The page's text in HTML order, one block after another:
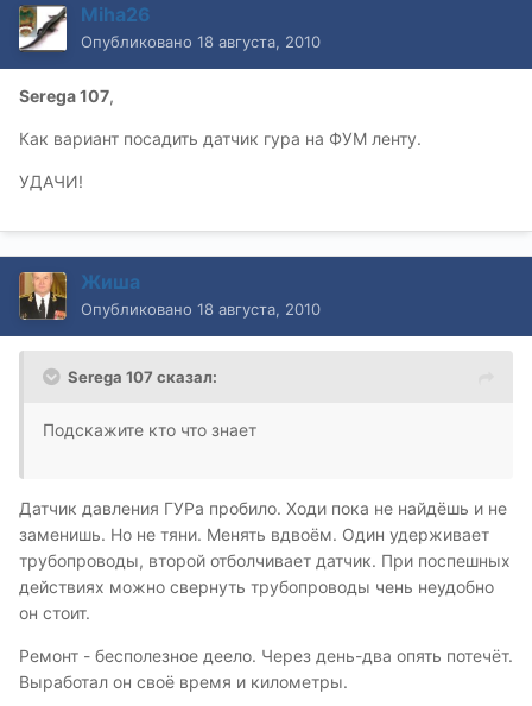
Miha26
Опубликовано 18 августа, 2010
Serega 107,
Как вариант посадить датчик гура на ФУМ ленту.
УДАЧИ!
Жиша
Опубликовано 18 августа, 2010
Serega 107 сказал:
Подскажите кто что знает
Датчик давления ГУРа пробило. Ходи пока не найдёшь и не
заменишь. Но не тяни. Менять вдвоём. Один удерживает
трубопроводы, второй отболчивает датчик. При поспешных
действиях можно свернуть трубопроводы чень неудобно
он стоит.
Ремонт - бесполезное деело. Через день-два опять потечёт.
Выработал он своё время и километры.